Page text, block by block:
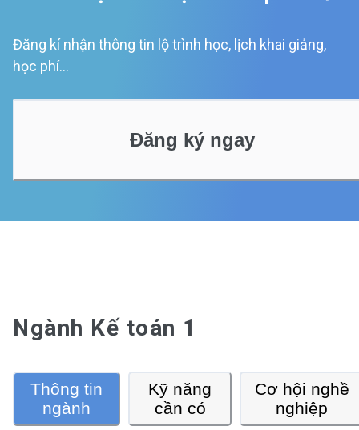
Đăng kí nhận thông tin lộ trình học, lịch khai giảng,
học phí...
Đăng ký ngay
Ngành Kế toán 1
Thông tin
ngành
Kỹ năng
cần có
Cơ hội nghề
nghiệp